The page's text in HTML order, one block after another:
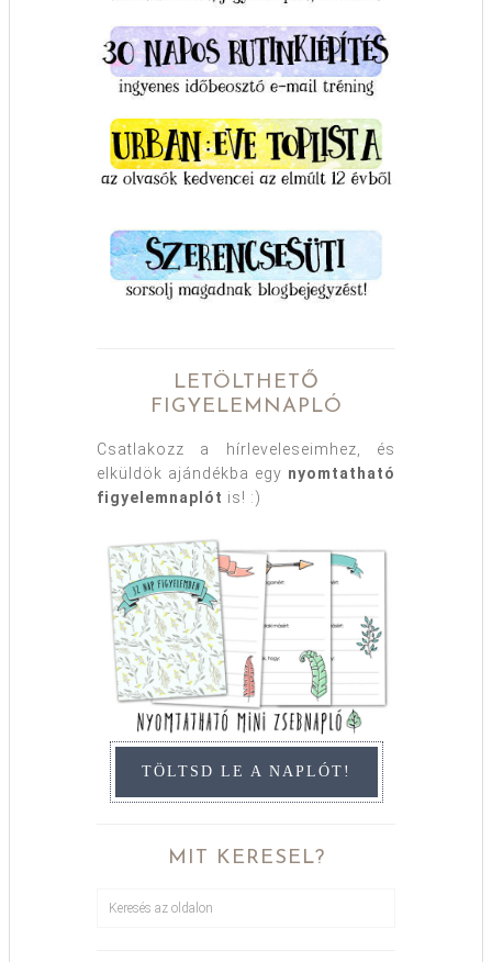
LETÖLTHETŐ
FIGYELEMNAPLÓ
Csatlakozz a hírleveleseimhez, és
elküldök ajándékba egy nyomtatható
figyelemnaplót is! :)
TÖLTSD LE A NAPLÓT!
MIT KERESEL?